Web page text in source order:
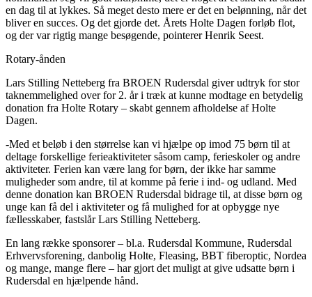
en dag til at lykkes. Så meget desto mere er det en belønning, når det
bliver en succes. Og det gjorde det. Årets Holte Dagen forløb flot,
og der var rigtig mange besøgende, pointerer Henrik Seest.
Rotary-ånden
Lars Stilling Netteberg fra BROEN Rudersdal giver udtryk for stor
taknemmelighed over for 2. år i træk at kunne modtage en betydelig
donation fra Holte Rotary – skabt gennem afholdelse af Holte
Dagen.
-Med et beløb i den størrelse kan vi hjælpe op imod 75 børn til at
deltage forskellige ferieaktiviteter såsom camp, ferieskoler og andre
aktiviteter. Ferien kan være lang for børn, der ikke har samme
muligheder som andre, til at komme på ferie i ind- og udland. Med
denne donation kan BROEN Rudersdal bidrage til, at disse børn og
unge kan få del i aktiviteter og få mulighed for at opbygge nye
fællesskaber, fastslår Lars Stilling Netteberg.
En lang række sponsorer – bl.a. Rudersdal Kommune, Rudersdal
Erhvervsforening, danbolig Holte, Fleasing, BBT fiberoptic, Nordea
og mange, mange flere – har gjort det muligt at give udsatte børn i
Rudersdal en hjælpende hånd.